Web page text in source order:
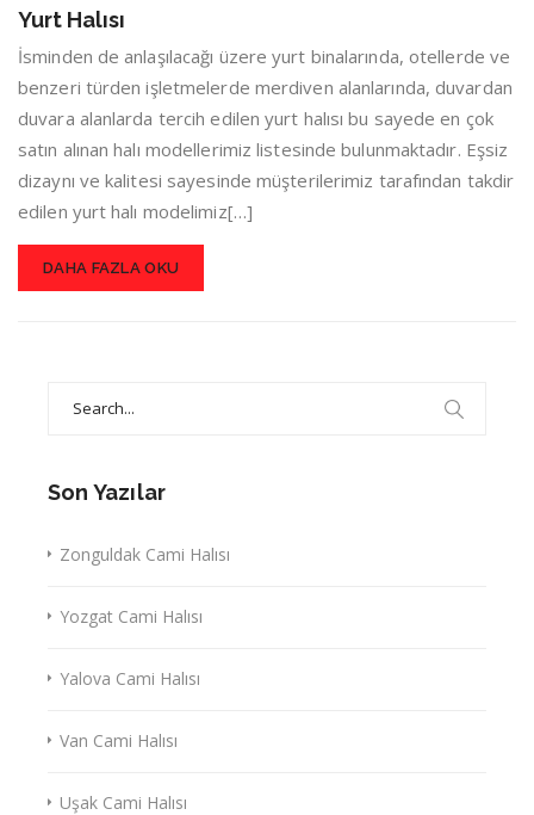
Yurt Halısı
İsminden de anlaşılacağı üzere yurt binalarında, otellerde ve
benzeri türden işletmelerde merdiven alanlarında, duvardan
duvara alanlarda tercih edilen yurt halısı bu sayede en çok
satın alınan halı modellerimiz listesinde bulunmaktadır. Eşsiz
dizaynı ve kalitesi sayesinde müşterilerimiz tarafından takdir
edilen yurt halı modelimiz[…]
DAHA FAZLA OKU
Son Yazılar
Zonguldak Cami Halısı
Yozgat Cami Halısı
Yalova Cami Halısı
Van Cami Halısı
Uşak Cami Halısı